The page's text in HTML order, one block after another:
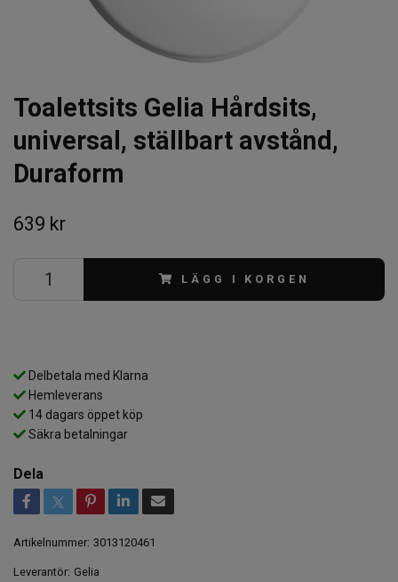
Toalettsits Gelia Hårdsits,
universal, ställbart avstånd,
Duraform
639 kr
LÄGG I KORGEN
Delbetala med Klarna
Hemleverans
14 dagars öppet köp
Säkra betalningar
Dela
Artikelnummer: 3013120461
Leverantör: Gelia